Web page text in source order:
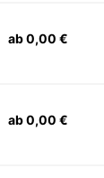
ab 0,00 €
ab 0,00 €